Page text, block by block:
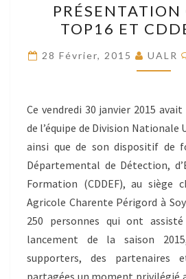
ET
CDDEF
PRÉSENTATION
TOP16 ET
28 Février, 2015 UALR
Ce vendredi 30 janvier 2015
de l’équipe de Division Nationale
ainsi que de son dispositif de
Départemental de Détection,
Formation (CDDEF), au siège
Agricole Charente Périgord à
250 personnes qui ont
lancement de la saison
supporters, des partenaires
partagées un moment privilégié